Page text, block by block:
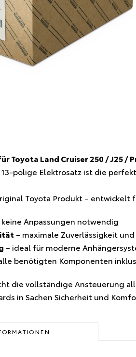
Toyota Land Cruiser 250 / J25 /
polige Elektrosatz ist die
Toyota Produkt –
keine Anpassungen notwendig
– maximale Zuverlässigkeit
– ideal für moderne
benötigten Komponenten
die vollständige Ansteuerung
in Sachen Sicherheit und